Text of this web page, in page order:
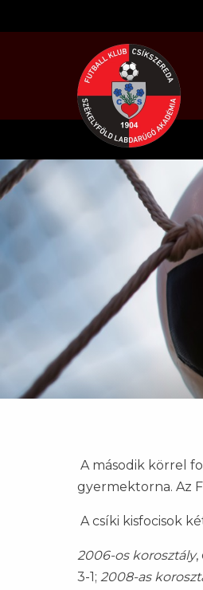
A második körrel
gyermektorna. Az
A csíki kisfocisok
2006-os korosztály,
3-1; 2008-as